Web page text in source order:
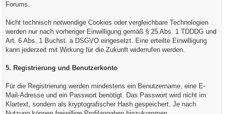
Forums.
Nicht technisch notwendige Cookies oder vergleichbare Technologien
werden nur nach vorheriger Einwilligung gemäß § 25 Abs. 1 TDDDG und
Art. 6 Abs. 1 Buchst. a DSGVO eingesetzt. Eine erteilte Einwilligung
kann jederzeit mit Wirkung für die Zukunft widerrufen werden.
5. Registrierung und Benutzerkonto
Für die Registrierung werden mindestens ein Benutzername, eine E-
Mail-Adresse und ein Passwort benötigt. Das Passwort wird nicht im
Klartext, sondern als kryptografischer Hash gespeichert. Je nach